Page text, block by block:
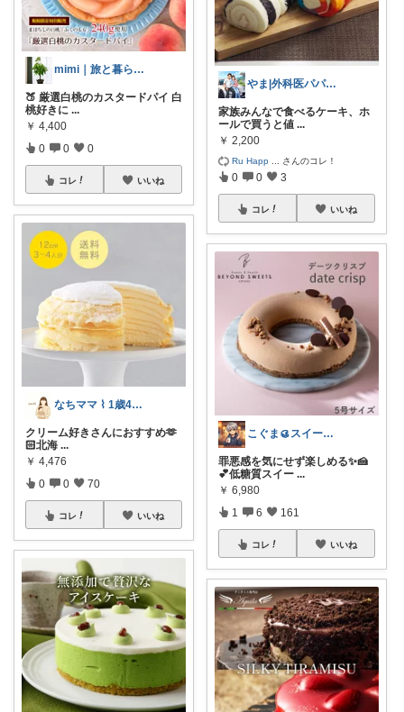
mimi｜旅と暮らし ✈️🌿
🍑 厳選白桃のカスタードパイ 白
桃好きに ...
￥ 4,400
0 0 0
コレ いいね
なちママ ⌇ 1歳4歳ママ
クリーム好きさんにおすすめ‪‪🫶
🏻︎‪北海 ...
￥ 4,476
0 0 70
コレ いいね
やま|外科医パパ、看護師ママ、娘
家族みんなで食べるケーキ、ホ
ールで買うと値 ...
￥ 2,200
Ru Happ さんのコレ！
0 0 3
コレ いいね
こぐま🥮スイーツ大好き😍
罪悪感を気にせず楽しめる✨🍰
💕低糖質スイー ...
￥ 6,980
1 6 161
コレ いいね